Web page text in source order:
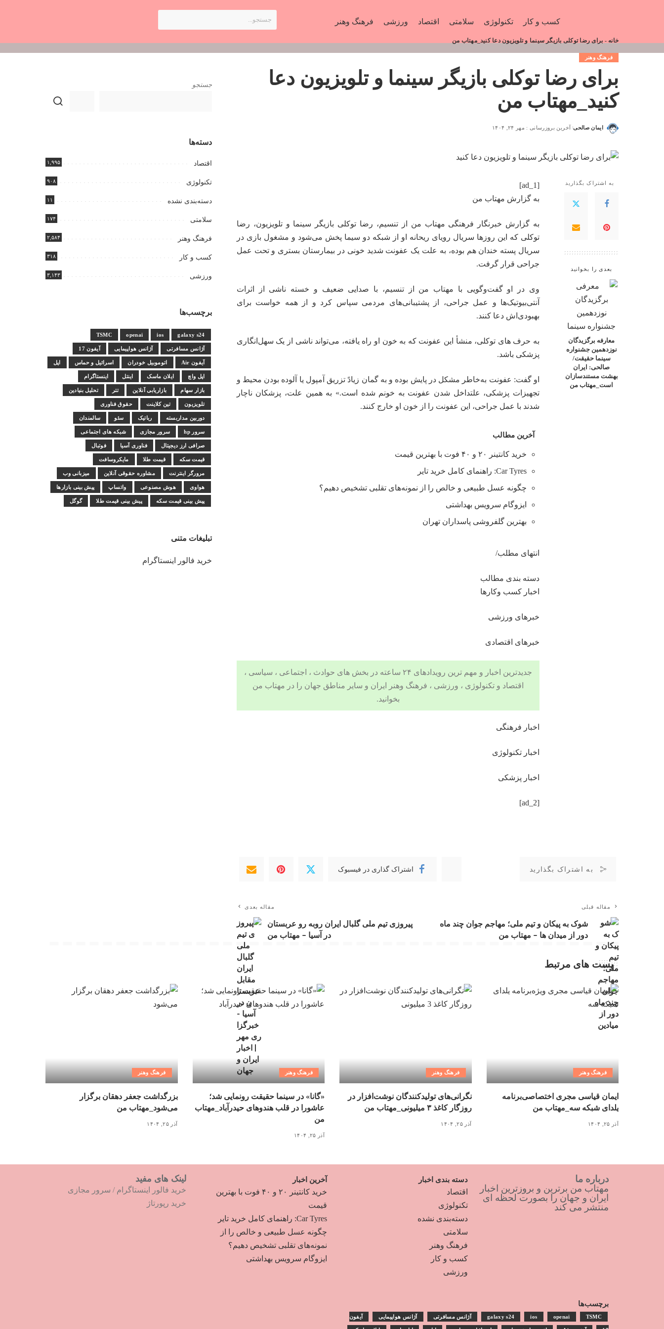
کسب و کار تکنولوژی سلامتی اقتصاد ورزشی فرهنگ وهنر
خانه - برای رضا توکلی بازیگر سینما و تلویزیون دعا کنید_مهتاب من
فرهنگ وهنر
برای رضا توکلی بازیگر سینما و تلویزیون دعا
کنید_مهتاب من
ایمان صالحی آخرین بروزرسانی : مهر ۲۴, ۱۴۰۴
به اشتراک بگذارید
بعدی را بخوانید
معارفه برگزیدگان
نوزدهمین جشنواره
سینما حقیقت/
صالحی: ایران
بهشت مستندسازان
است_مهتاب من
[ad_1]
به گزارش مهتاب من
به گزارش خبرنگار فرهنگی مهتاب من از تنسیم، رضا توکلی بازیگر سینما و تلویزیون، رضا
توکلی که این روزها سریال رویای ریحانه او از شبکه دو سیما پخش می‌شود و مشغول بازی در
سریال پسته خندان هم بوده، به علت یک عفونت شدید خونی در بیمارستان بستری و تحت عمل
جراحی قرار گرفت.
وی در او گفت‌وگویی با مهتاب من از تنسیم، با صدایی ضعیف و خسته ناشی از اثرات
آنتی‌بیوتیک‌ها و عمل جراحی، از پشتیبانی‌های مردمی سپاس کرد و از همه خواست برای
بهبودی‌اش دعا کنند.
به حرف های توکلی، منشأ این عفونت که به خون او راه یافته، می‌تواند ناشی از یک سهل‌انگاری
پزشکی باشد.
او گفت: عفونت به‌خاطر مشکل در پایش بوده و به گمان زیادً تزریق آمپول یا آلوده بودن محیط و
تجهیزات پزشکی، علتداخل شدن عفونت به خونم شده است.» به همین علت، پزشکان ناچار
شدند با عمل جراحی، این عفونت را از خون او خارج کنند.
آخرین مطالب
خرید کانتینر ۲۰ و ۴۰ فوت با بهترین قیمت
Car Tyres: راهنمای کامل خرید تایر
چگونه عسل طبیعی و خالص را از نمونه‌های تقلبی تشخیص دهیم؟
ایزوگام سرویس بهداشتی
بهترین گلفروشی پاسداران تهران
انتهای مطلب/
دسته بندی مطالب
اخبار کسب وکارها
خبرهای ورزشی
خبرهای اقتصادی
جدیدترین اخبار و مهم ترین رویدادهای ۲۴ ساعته در بخش های حوادث ، اجتماعی ، سیاسی ،
اقتصاد وتکنولوژی ، ورزشی ، فرهنگ وهنر
ایران و سایر مناطق جهان را در مهتاب من
بخوانید.
اخبار فرهنگی
اخبار تکنولوژی
اخبار پزشکی
[ad_2]
به اشتراک بگذارید اشتراک گذاری در فیسبوک
مقاله قبلی
شوک به پیکان و تیم ملی؛ مهاجم جوان چند ماه
دور از میدان ها – مهتاب من
مقاله بعدی
پیروزی تیم ملی گلبال ایران روبه رو عربستان
در آسیا – مهتاب من
جستجو
دسته‌ها
اقتصاد ۱,۹۹۵
تکنولوژی ۹۰۸
دسته‌بندی نشده ۱۱
سلامتی ۱۷۴
فرهنگ وهنر ۲,۵۸۴
کسب و کار ۳۱۸
ورزشی ۳,۱۴۳
برچسب‌ها
galaxy s24
ios
openai
TSMC
آژانس مسافرتی آژانس هواپیمایی آیفون 17
آیفون Air اتوموبیل خودران اسرائیل و حماس اپل
اپل واچ ایلان ماسک اینتل اینستاگرام
بازار سهام بازاریابی آنلاین تتر تحلیل بنیادین
تلویزیون تین کلاینت حقوق فناوری
دوربین مداربسته رباتیک سئو سالمندان
سرور hp سرور مجازی شبکه های اجتماعی
صرافی ارز دیجیتال فناوری آسیا فوتبال
قیمت سکه قیمت طلا مایکروسافت
مرورگر اینترنت مشاوره حقوقی آنلاین میزبانی وب
هواوی هوش مصنوعی واتساپ پیش بینی بازارها
پیش بینی قیمت سکه پیش بینی قیمت طلا گوگل
تبلیغات متنی
خرید فالور اینستاگرام
پست های مرتبط
فرهنگ وهنر
ایمان قیاسی مجری اختصاصی‌برنامه
یلدای شبکه سه_مهتاب من
آذر ۲۵, ۱۴۰۴
فرهنگ وهنر
نگرانی‌های تولیدکنندگان نوشت‌افزار در
روزگار کاغذ ۳ میلیونی_مهتاب من
آذر ۲۵, ۱۴۰۴
فرهنگ وهنر
«گانا» در سینما حقیقت رونمایی شد؛
عاشورا در قلب هندوهای حیدرآباد_مهتاب
من
آذر ۲۵, ۱۴۰۴
فرهنگ وهنر
بزرگداشت جعفر دهقان برگزار
می‌شود_مهتاب من
آذر ۲۵, ۱۴۰۴
درباره ما
مهتاب من برترین و بروزترین اخبار
ایران و جهان را بصورت لحظه ای
منتشر می کند
دسته بندی اخبار
اقتصاد
تکنولوژی
دسته‌بندی نشده
سلامتی
فرهنگ وهنر
کسب و کار
ورزشی
آخرین اخبار
خرید کانتینر ۲۰ و ۴۰ فوت با بهترین
قیمت
Car Tyres: راهنمای کامل خرید تایر
چگونه عسل طبیعی و خالص را از
نمونه‌های تقلبی تشخیص دهیم؟
ایزوگام سرویس بهداشتی
لینک های مفید
خرید فالور اینستاگرام / سرور مجازی
خرید رپورتاژ
برچسب‌ها
galaxy s24 ios openai TSMC آژانس مسافرتی آژانس هواپیمایی آیفون